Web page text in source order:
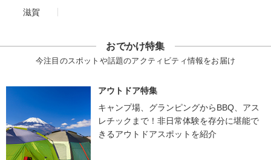
滋賀
おでかけ特集
今注目のスポットや話題のアクティビティ情報をお届け
アウトドア特集
キャンプ場、グランピングからBBQ、アス
レチックまで！非日常体験を存分に堪能で
きるアウトドアスポットを紹介